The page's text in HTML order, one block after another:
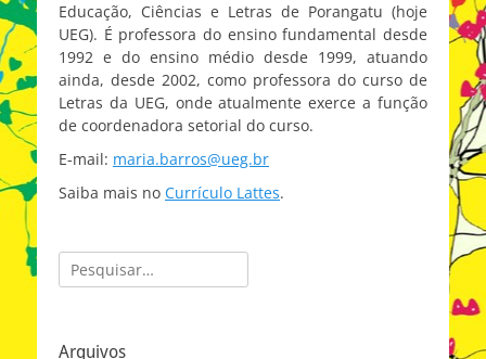
Educação, Ciências e Letras de Porangatu (hoje
UEG). É professora do ensino fundamental desde
1992 e do ensino médio desde 1999, atuando
ainda, desde 2002, como professora do curso de
Letras da UEG, onde atualmente exerce a função
de coordenadora setorial do curso.
E-mail: maria.barros@ueg.br
Saiba mais no Currículo Lattes.
Pesquisar
por:
Arquivos